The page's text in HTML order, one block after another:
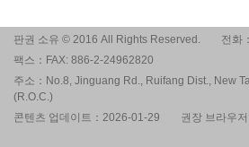
판권 소유 © 2016 All Rights Reserved.
전화
팩스：FAX: 886-2-24962820
주소：No.8, Jinguang Rd., Ruifang Dist., New
(R.O.C.)
콘텐츠 업데이트：2026-01-29
권장 브라우